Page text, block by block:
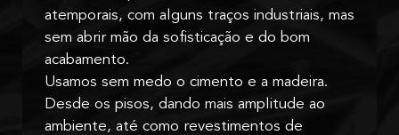
atemporais, com alguns traços industriais, mas
sem abrir mão da sofisticação e do bom
acabamento.
Usamos sem medo o cimento e a madeira.
Desde os pisos, dando mais amplitude ao
ambiente, até como revestimentos de